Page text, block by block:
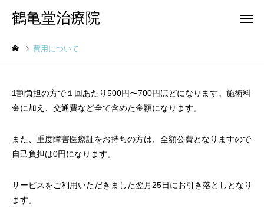
鶴亀堂治療院
費用について
1割負担の方で１回あたり500円〜700円ほどになります。施術料
金に加え、交通費など全て含めた金額になります。
また、重度障害医療証をお持ちの方は、全額公費となりますので
自己負担は0円になります。
サービスをご利用いただきました翌月25日にお引き落としとなり
ます。